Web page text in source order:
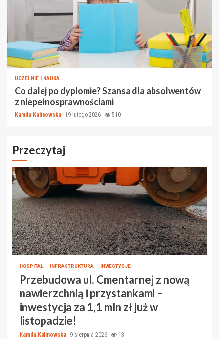
UCZELNIE I NAUKA
Co dalej po dyplomie? Szansa dla absolwentów
z niepełnosprawnościami
Kamila Kalinowska 19 lutego 2026 510
Przeczytaj
HOSPITAL INFRASTRUKTURA INWESTYCJE
Przebudowa ul. Cmentarnej z nową
nawierzchnią i przystankami –
inwestycja za 1,1 mln zł już w
listopadzie!
Kamila Kalinowska 9 sierpnia 2026 13